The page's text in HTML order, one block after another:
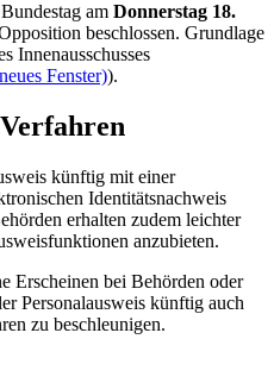
am Donnerstag 18.
beschlossen. Grundlage
Innenausschusses
Fenster)).
künftig mit einer
Identitätsnachweis
erhalten zudem leichter
anzubieten.
Erscheinen bei Behörden oder
Personalausweis künftig auch
zu beschleunigen.